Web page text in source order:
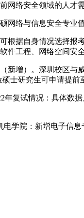
络安全领域的人才
络与信息安全专业
据自身情况选择
件工程、网络空间安
增）。深圳校区与
士研究生可申请提前
复试情况：具体
学院：新增电子信